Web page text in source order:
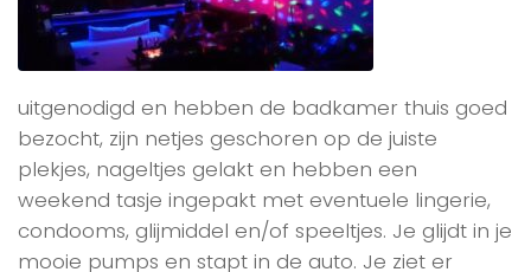
uitgenodigd en hebben de badkamer thuis goed
bezocht, zijn netjes geschoren op de juiste
plekjes, nageltjes gelakt en hebben een
weekend tasje ingepakt met eventuele lingerie,
condooms, glijmiddel en/of speeltjes. Je glijdt in je
mooie pumps en stapt in de auto. Je ziet er